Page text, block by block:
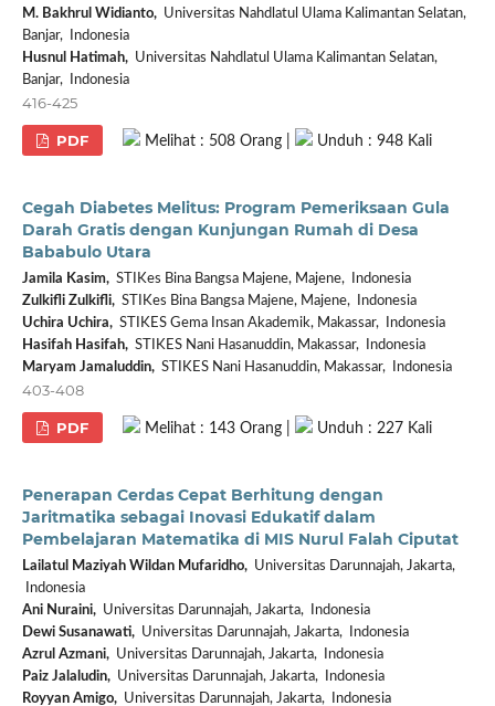
M. Bakhrul Widianto,Universitas Nahdlatul Ulama Kalimantan Selatan,
Banjar, Indonesia
Husnul Hatimah,Universitas Nahdlatul Ulama Kalimantan Selatan,
Banjar, Indonesia
416-425
PDF Melihat : 508 Orang | Unduh : 948 Kali
Cegah Diabetes Melitus: Program Pemeriksaan Gula
Darah Gratis dengan Kunjungan Rumah di Desa
Bababulo Utara
Jamila Kasim,STIKes Bina Bangsa Majene, Majene, Indonesia
Zulkifli Zulkifli,STIKes Bina Bangsa Majene, Majene, Indonesia
Uchira Uchira,STIKES Gema Insan Akademik, Makassar, Indonesia
Hasifah Hasifah,STIKES Nani Hasanuddin, Makassar, Indonesia
Maryam Jamaluddin,STIKES Nani Hasanuddin, Makassar, Indonesia
403-408
PDF Melihat : 143 Orang | Unduh : 227 Kali
Penerapan Cerdas Cepat Berhitung dengan
Jaritmatika sebagai Inovasi Edukatif dalam
Pembelajaran Matematika di MIS Nurul Falah Ciputat
Lailatul Maziyah Wildan Mufaridho,Universitas Darunnajah, Jakarta,
Indonesia
Ani Nuraini,Universitas Darunnajah, Jakarta, Indonesia
Dewi Susanawati,Universitas Darunnajah, Jakarta, Indonesia
Azrul Azmani,Universitas Darunnajah, Jakarta, Indonesia
Paiz Jalaludin,Universitas Darunnajah, Jakarta, Indonesia
Royyan Amigo,Universitas Darunnajah, Jakarta, Indonesia